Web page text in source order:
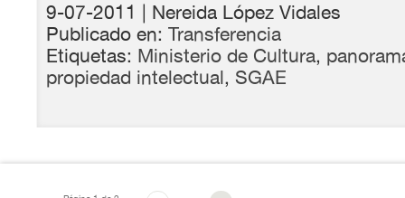
9-07-2011 | Nereida López Vidales
Publicado en: Transferencia
Etiquetas: Ministerio de Cultura,
propiedad intelectual, SGAE